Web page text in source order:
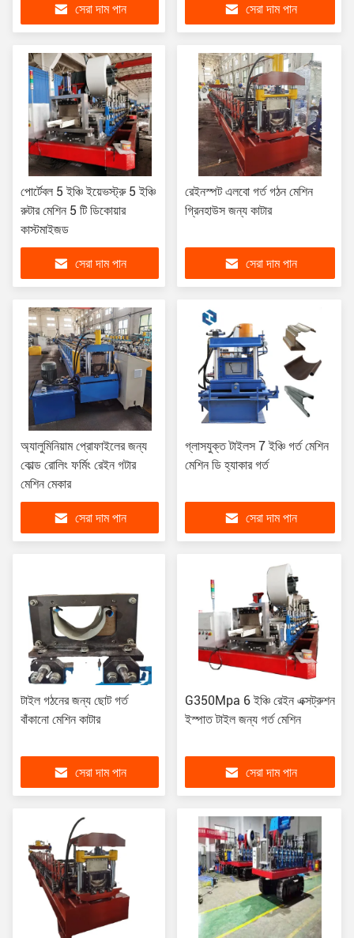
সেরা দাম পান সেরা দাম পান
পোর্টেবল 5 ইঞ্চি ইয়েভস্ট্রু 5 ইঞ্চি
রুটার মেশিন 5 টি ডিকোয়ার
কাস্টমাইজড
সেরা দাম পান
রেইনস্পট এলবো গর্ত গঠন মেশিন
গ্রিনহাউস জন্য কাটার
সেরা দাম পান
অ্যালুমিনিয়াম প্রোফাইলের জন্য
কোল্ড রোলিং ফর্মিং রেইন গটার
মেশিন মেকার
সেরা দাম পান
গ্লাসযুক্ত টাইলস 7 ইঞ্চি গর্ত মেশিন
মেশিন ডি হ্যাকার গর্ত
সেরা দাম পান
টাইল গঠনের জন্য ছোট গর্ত
বাঁকানো মেশিন কাটার
সেরা দাম পান
G350Mpa 6 ইঞ্চি রেইন এক্সট্রুশন
ইস্পাত টাইল জন্য গর্ত মেশিন
সেরা দাম পান